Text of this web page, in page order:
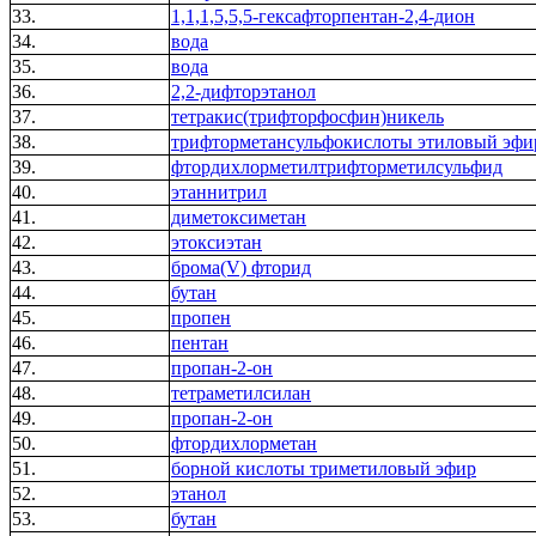
33.
1,1,1,5,5,5-гексафторпентан-2,4-дион
34.
вода
35.
вода
36.
2,2-дифторэтанол
37.
тетракис(трифторфосфин)никель
38.
трифторметансульфокислоты этиловый
39.
фтордихлорметилтрифторметилсульфид
40.
этаннитрил
41.
диметоксиметан
42.
этоксиэтан
43.
брома(V) фторид
44.
бутан
45.
пропен
46.
пентан
47.
пропан-2-он
48.
тетраметилсилан
49.
пропан-2-он
50.
фтордихлорметан
51.
борной кислоты триметиловый эфир
52.
этанол
53.
бутан